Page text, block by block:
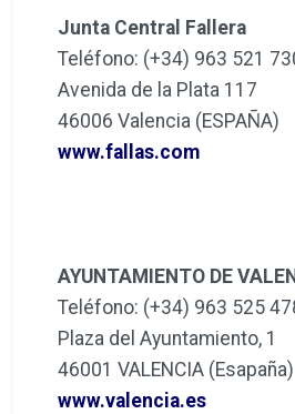
Junta Central Fallera
Teléfono: (+34) 963 521
Avenida de la Plata 117
46006 Valencia (ESPAÑA)
www.fallas.com
AYUNTAMIENTO DE
Teléfono: (+34) 963 525
Plaza del Ayuntamiento, 1
46001 VALENCIA (Esapaña)
www.valencia.es